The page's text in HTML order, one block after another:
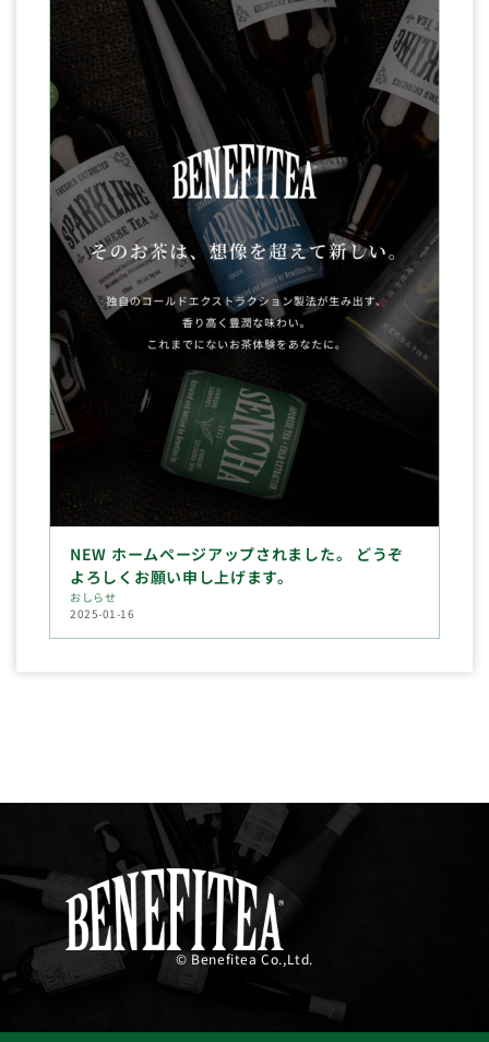
NEW ホームページアップされました。 どうぞ
よろしくお願い申し上げます。
おしらせ
2025-01-16
© Benefitea Co.,Ltd.